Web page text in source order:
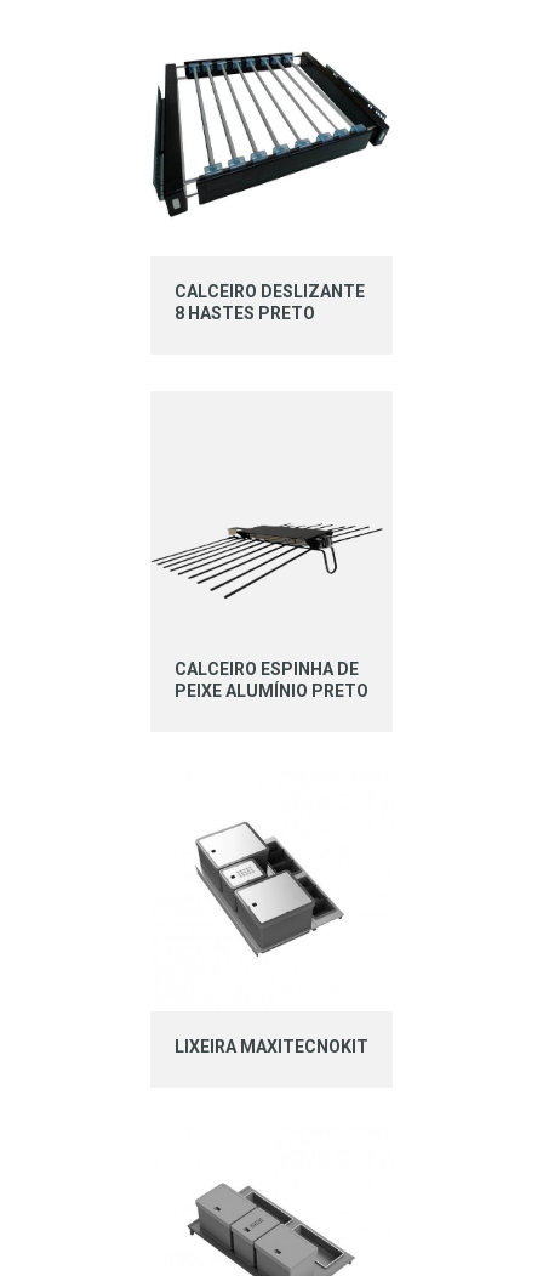
CALCEIRO DESLIZANTE
8 HASTES PRETO
CALCEIRO ESPINHA DE
PEIXE ALUMÍNIO PRETO
LIXEIRA MAXITECNOKIT